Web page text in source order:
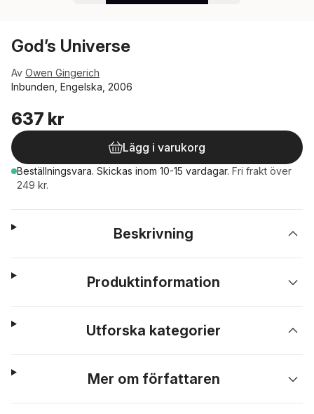
God’s Universe
Av Owen Gingerich
Inbunden, Engelska, 2006
637 kr
Lägg i varukorg
Beställningsvara. Skickas inom 10-15 vardagar. Fri frakt över
249 kr.
Beskrivning
Produktinformation
Utforska kategorier
Mer om författaren